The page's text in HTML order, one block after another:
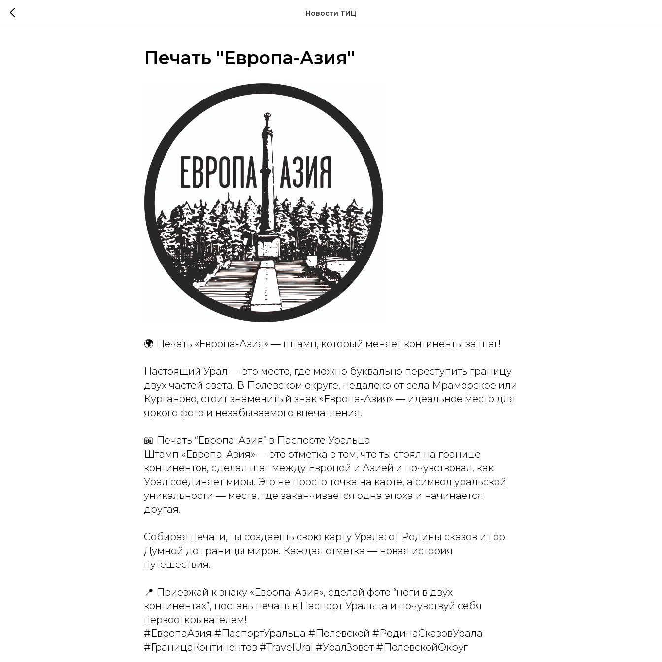
Новости ТИЦ
Печать "Европа-Азия"
🌍 Печать «Европа-Азия» — штамп, который меняет континенты за шаг!
Настоящий Урал — это место, где можно буквально переступить границу
двух частей света. В Полевском округе, недалеко от села Мраморское или
Курганово, стоит знаменитый знак «Европа-Азия» — идеальное место для
яркого фото и незабываемого впечатления.
📖 Печать “Европа-Азия” в Паспорте Уральца
Штамп «Европа-Азия» — это отметка о том, что ты стоял на границе
континентов, сделал шаг между Европой и Азией и почувствовал, как
Урал соединяет миры. Это не просто точка на карте, а символ уральской
уникальности — места, где заканчивается одна эпоха и начинается
другая.
Собирая печати, ты создаёшь свою карту Урала: от Родины сказов и гор
Думной до границы миров. Каждая отметка — новая история
путешествия.
📍 Приезжай к знаку «Европа-Азия», сделай фото “ноги в двух
континентах”, поставь печать в Паспорт Уральца и почувствуй себя
первооткрывателем!
#ЕвропаАзия #ПаспортУральца #Полевской #РодинаСказовУрала
#ГраницаКонтинентов #TravelUral #УралЗовет #ПолевскойОкруг